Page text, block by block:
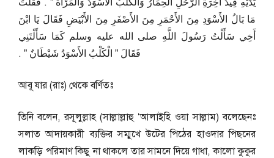
يَدَيْهِ قِيدُ آخِرَةِ الرَّحْلِ الْحِمَارُ وَالْكَلْبُ الأَسْوَدُ وَالْمَرْأَةُ ‏”‏ ‏.‏ فَقُلْتُ
مَا بَالُ الأَسْوَدِ مِنَ الأَحْمَرِ مِنَ الأَصْفَرِ مِنَ الأَبْيَضِ فَقَالَ يَا ابْنَ
أَخِي سَأَلْتُ رَسُولَ اللَّهِ صلى الله عليه وسلم كَمَا سَأَلْتَنِي
فَقَالَ ‏”‏ الْكَلْبُ الأَسْوَدُ شَيْطَانٌ ‏”‏ ‏.‏
আবূ যার (রাঃ) থেকে বর্ণিতঃ
তিনি বলেন, রসূলুল্লাহ (সাল্লাল্লাহু ‘আলাইহি ওয়া সাল্লাম) বলেছেনঃ
সলাত আদায়কারী ব্যক্তির সম্মুখে উটের পিঠের হাওদার পিছনের
লাকড়ি পরিমাণ কিছু না থাকলে তার সামনে দিয়ে গাধা, কালো কুকুর